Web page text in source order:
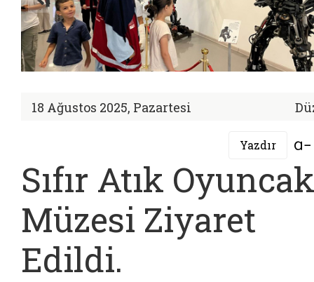
18 Ağustos 2025, Pazartesi
Yazdır
Sıfır Atık Oyuncak
Müzesi Ziyaret
Edildi.